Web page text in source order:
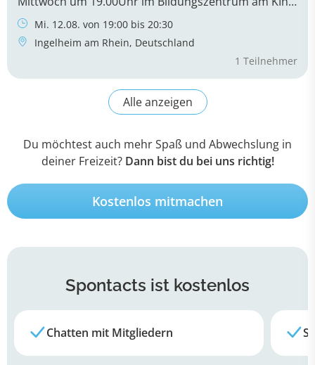
Du möchtest auch mehr Spaß und Abwechslung in
deiner Freizeit? Dann bist du bei uns richtig!
Kostenlos mitmachen
Spontacts ist kostenlos
Chatten mit Mitgliedern